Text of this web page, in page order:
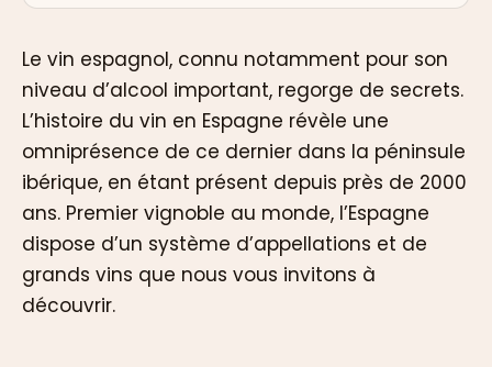
Le vin espagnol, connu notamment pour son
niveau d’alcool important, regorge de secrets.
L’histoire du vin en Espagne révèle une
omniprésence de ce dernier dans la péninsule
ibérique, en étant présent depuis près de 2000
ans. Premier vignoble au monde, l’Espagne
dispose d’un système d’appellations et de
grands vins que nous vous invitons à
découvrir.